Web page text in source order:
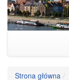
Strona główna